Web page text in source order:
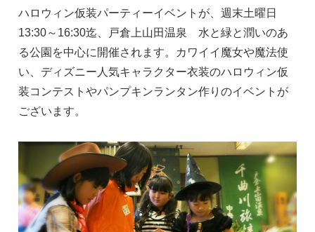
ハロウィン仮装パーティーイベントが、週末土曜日
13:30～16:30迄、戸倉上山田温泉 水と緑と潤いのあ
る公園を中心に開催されます。カワイイ魔女や魔法使
い、ディズニー人気キャラクター衣装のハロウィン仮
装コンテストやパンプキンランタン作りのイベントが
ございます。